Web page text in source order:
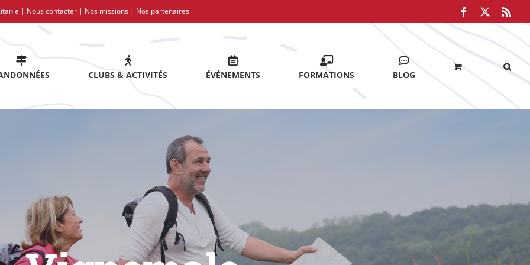
| Nous contacter | Nos missions | Nos partenaires Facebook
CLUBS & ACTIVITÉS ÉVÉNEMENTS FORMATIONS BLOG